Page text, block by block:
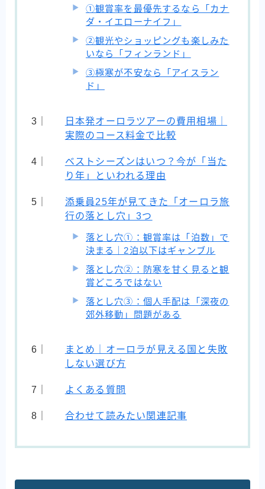
①観賞率を最優先するなら「カナ
ダ・イエローナイフ」
②観光やショッピングも楽しみた
いなら「フィンランド」
③極寒が不安なら「アイスラン
ド」
日本発オーロラツアーの費用相場｜
実際のコース料金で比較
ベストシーズンはいつ？今が「当た
り年」といわれる理由
添乗員25年が見てきた「オーロラ旅
行の落とし穴」3つ
落とし穴①：観賞率は「泊数」で
決まる｜2泊以下はギャンブル
落とし穴②：防寒を甘く見ると観
賞どころではない
落とし穴③：個人手配は「深夜の
郊外移動」問題がある
まとめ｜オーロラが見える国と失敗
しない選び方
よくある質問
合わせて読みたい関連記事